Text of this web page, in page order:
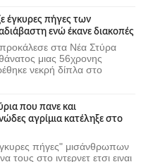
έγκυρες πήγες των
ενώ έκανε διακοπές
στα Νέα Στύρα
μιας 56χρονης
νεκρή δίπλα στο
που πανε και
αγρίμια κατέληξε στο
πήγες" μισάνθρωπων
τους στο ιντερνετ ετσι ειναι